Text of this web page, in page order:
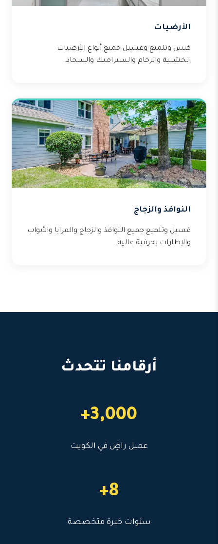
الأرضيات
كنس وتلميع وغسيل جميع أنواع الأرضيات
الخشبية والرخام والسيراميك والسجاد.
النوافذ والزجاج
غسيل وتلميع جميع النوافذ والزجاج والمرايا والأبواب
والإطارات بحرفية عالية.
أرقامنا تتحدث
3,000+
عميل راضٍ في الكويت
8+
سنوات خبرة متخصصة